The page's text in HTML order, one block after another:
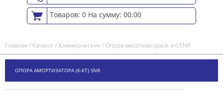
Товаров: 0 На сумму: 00.00
Главная/ Каталог/ Коммерческие /Опора амортизатора (к-кт) SNR
ОПОРА АМОРТИЗАТОРА (К-КТ) SNR